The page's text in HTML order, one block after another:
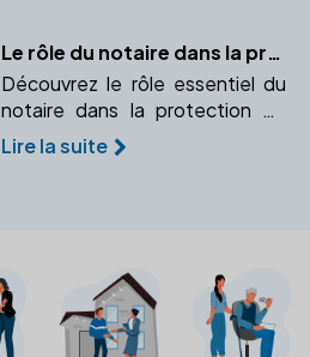
Le rôle du notaire dans la protection juridique
Découvrez le rôle essentiel du
notaire dans la protection de
vos droits et la sécurité de vos
proches. Un expert pour
Lire la suite